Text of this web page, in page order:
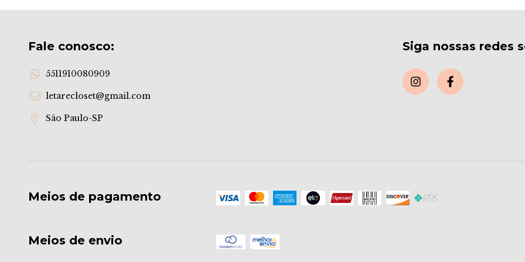
Fale conosco:
5511910080909
letarecloset@gmail.com
São Paulo-SP
Siga nossas redes
Meios de pagamento
Meios de envio